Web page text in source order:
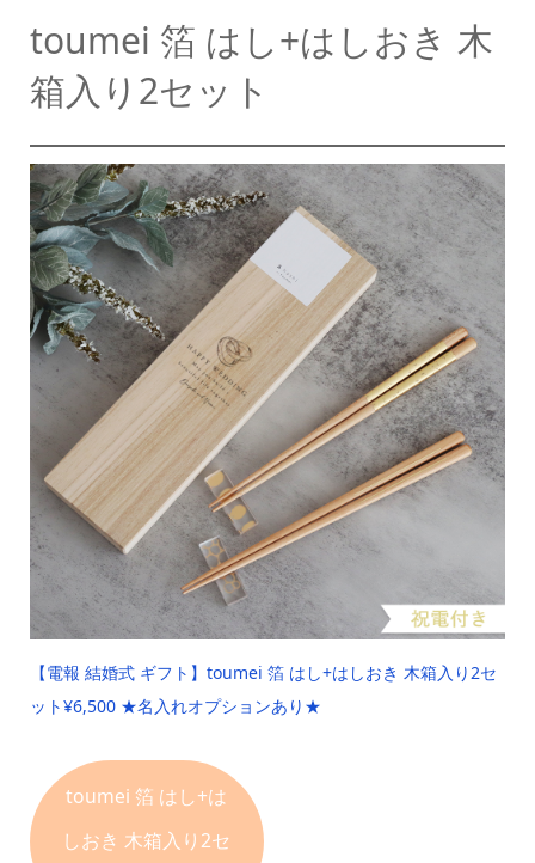
toumei 箔 はし+はしおき 木
箱入り2セット
【電報 結婚式 ギフト】 toumei 箔 はし+はしおき 木箱入り2セ
ット¥6,500 ★名入れオプションあり★
toumei 箔 はし+は
しおき 木箱入り2セ